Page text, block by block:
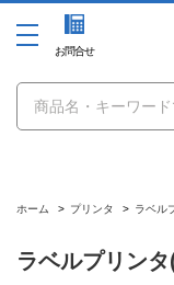
お問合せ
ホーム > プリンタ > ラベル
ラベルプリン